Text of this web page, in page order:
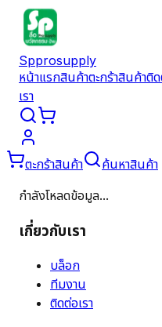
Spprosupply
หน้าแรกสินค้าตะกร้าสินค้าติ
เรา
ตะกร้าสินค้า
ค้นหาสินค้า
กำลังโหลดข้อมูล...
เกี่ยวกับเรา
บล็อก
ทีมงาน
ติดต่อเรา